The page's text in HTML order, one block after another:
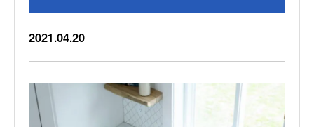
2021.04.20